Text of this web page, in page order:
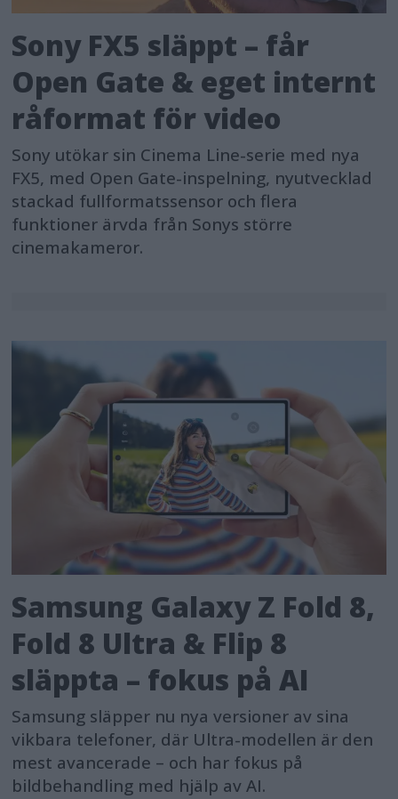
Sony FX5 släppt – får
Open Gate & eget internt
råformat för video
Sony utökar sin Cinema Line-serie med nya
FX5, med Open Gate-inspelning, nyutvecklad
stackad fullformatssensor och flera
funktioner ärvda från Sonys större
cinemakameror.
Samsung Galaxy Z Fold 8,
Fold 8 Ultra & Flip 8
släppta – fokus på AI
Samsung släpper nu nya versioner av sina
vikbara telefoner, där Ultra-modellen är den
mest avancerade – och har fokus på
bildbehandling med hjälp av AI.